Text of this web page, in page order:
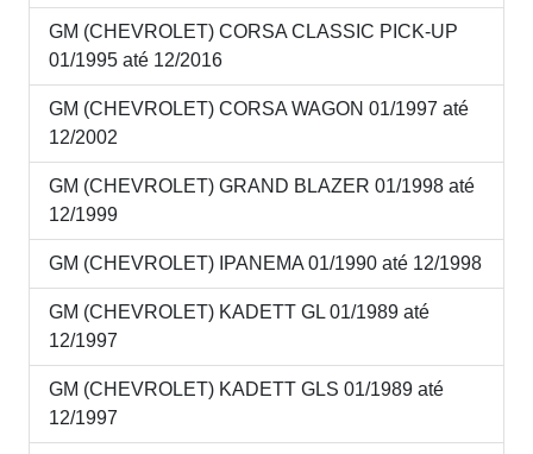
GM (CHEVROLET) CORSA CLASSIC PICK-UP
01/1995 até 12/2016
GM (CHEVROLET) CORSA WAGON 01/1997 até
12/2002
GM (CHEVROLET) GRAND BLAZER 01/1998 até
12/1999
GM (CHEVROLET) IPANEMA 01/1990 até 12/1998
GM (CHEVROLET) KADETT GL 01/1989 até
12/1997
GM (CHEVROLET) KADETT GLS 01/1989 até
12/1997